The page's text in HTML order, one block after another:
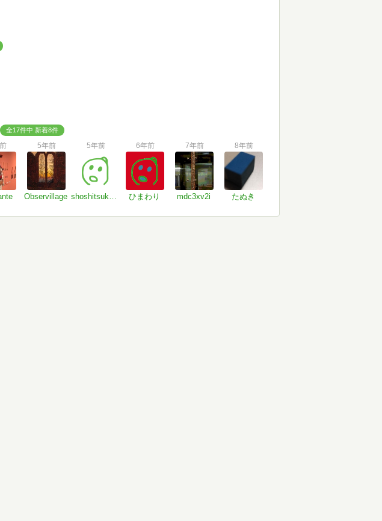
全17件中 新着8件
5年前
Observillage
5年前
shoshitsukuyomi
6年前
ひまわり
7年前
mdc3xv2i
8年前
たぬき